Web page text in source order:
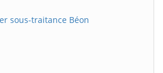
sous-traitance Béon